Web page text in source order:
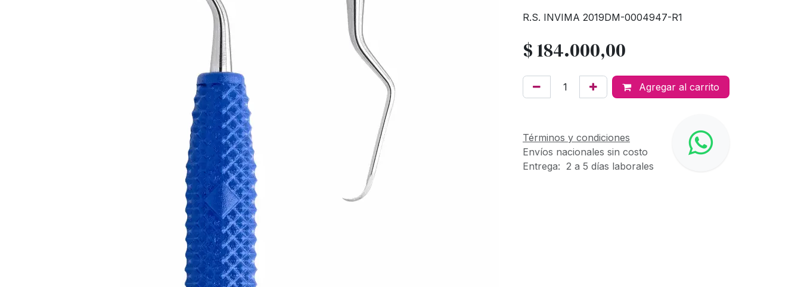
R.S. INVIMA 2019DM-0004947-R1
$184.000,00
Agregar al carrito
Términos y condiciones
Envíos nacionales sin costo
Entrega: 2 a 5 días laborales